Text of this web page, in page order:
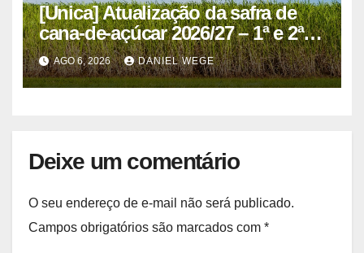
[Unica] Atualização da safra de
cana-de-açúcar 2026/27 – 1ª e 2ª
quinzenas de junho
AGO 6, 2026 DANIEL WEGE
Deixe um comentário
O seu endereço de e-mail não será publicado.
Campos obrigatórios são marcados com *